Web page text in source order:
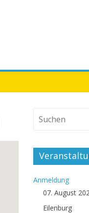
Anmeldung
07. August
Eilenburg